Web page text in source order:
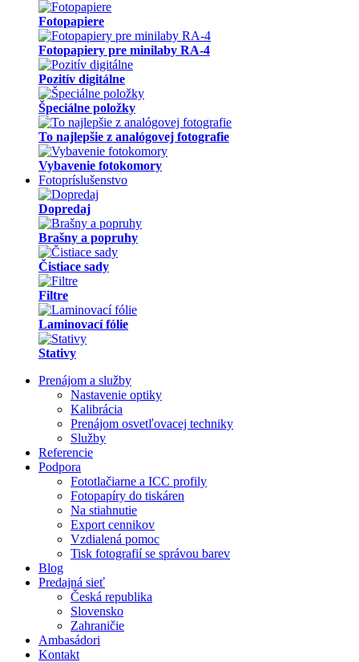
Fotopapiere
Fotopapiery pre minilaby RA-4
Pozitív digitálne
Špeciálne položky
To najlepšie z analógovej fotografie
Vybavenie fotokomory
Fotopríslušenstvo
Dopredaj
Brašny a popruhy
Čistiace sady
Filtre
Laminovací fólie
Stativy
Prenájom a služby
Nastavenie optiky
Kalibrácia
Prenájom osvetľovacej techniky
Služby
Referencie
Podpora
Fototlačiarne a ICC profily
Fotopapíry do tiskáren
Na stiahnutie
Export cennikov
Vzdialená pomoc
Tisk fotografií se správou barev
Blog
Predajná sieť
Česká republika
Slovensko
Zahraničie
Ambasádori
Kontakt